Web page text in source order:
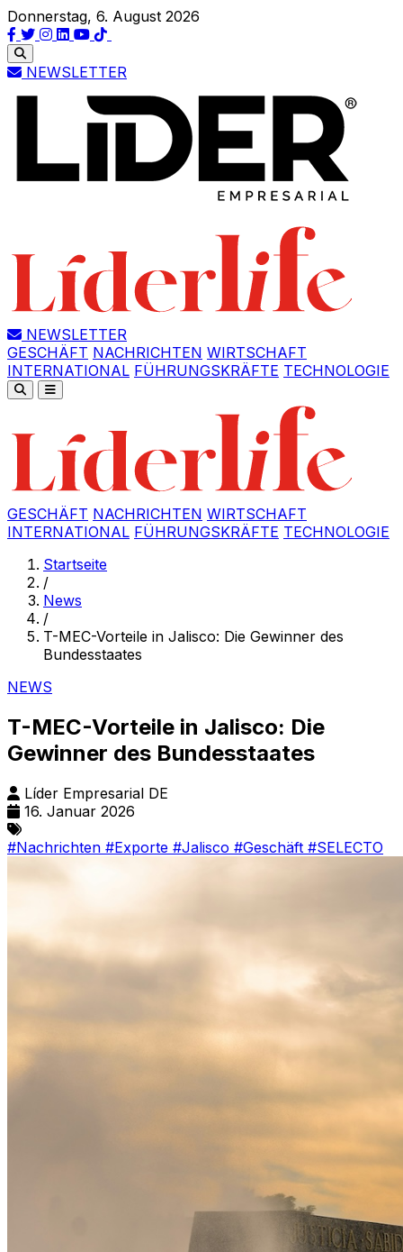
Donnerstag, 6. August 2026
NEWSLETTER
NEWSLETTER
GESCHÄFT NACHRICHTEN WIRTSCHAFT
INTERNATIONAL FÜHRUNGSKRÄFTE TECHNOLOGIE
GESCHÄFT NACHRICHTEN WIRTSCHAFT
INTERNATIONAL FÜHRUNGSKRÄFTE TECHNOLOGIE
Startseite
/
News
/
T-MEC-Vorteile in Jalisco: Die Gewinner des
Bundesstaates
NEWS
T-MEC-Vorteile in Jalisco: Die
Gewinner des Bundesstaates
Líder Empresarial DE
16. Januar 2026
#Nachrichten #Exporte #Jalisco #Geschäft #SELECTO